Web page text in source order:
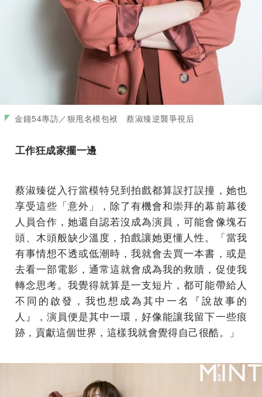
金鐘54專訪／狠甩名模包袱 蔡淑臻逆襲爭視后
工作狂成家擺一邊
蔡淑臻從入行當模特兒到拍戲都算誤打誤撞，她也
享受這些「意外」，除了有機會和崇拜的幕前幕後
人員合作，她還自認若沒成為演員，可能會像塊石
頭、木頭般缺少溫度，拍戲讓她更懂人性。「當我
有事情想不透或低潮時，我就會去買一本書，或是
去看一部電影，通常這就會成為我的救贖，促使我
轉念思考。我覺得就算是一支短片，都可能帶給人
不同的啟發，我也想成為其中一名『說故事的
人』，演員便是其中一環，好像能讓我留下一些痕
跡，貢獻這個世界，這樣我就會覺得自己很酷。」